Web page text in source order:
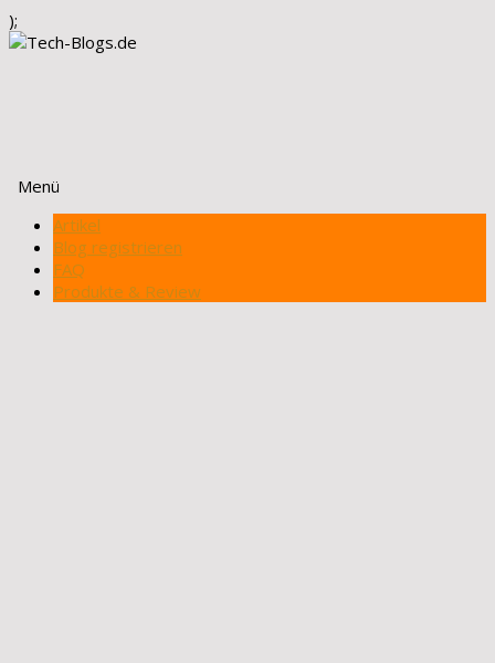
);
Menü
Zum
Inhalt
springen
Artikel
Blog registrieren
FAQ
Produkte & Review